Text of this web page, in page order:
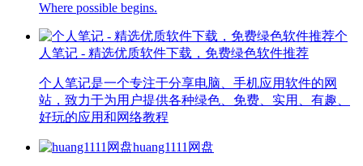
Where possible begins.
个
人笔记 - 精选优质软件下载，免费绿色软件推荐
个人笔记是一个专注于分享电脑、手机应用软件的网
站，致力于为用户提供各种绿色、免费、实用、有趣、
好玩的应用和网络教程
huang1111网盘